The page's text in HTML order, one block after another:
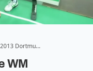
Dortmu…
WM